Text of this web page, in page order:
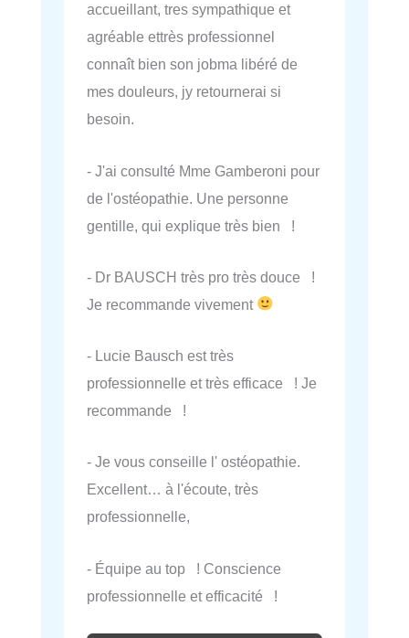
accueillant, tres sympathique et
agréable ettrès professionnel
connaît bien son jobma libéré de
mes douleurs, jy retournerai si
besoin.
- J'ai consulté Mme Gamberoni pour
de l'ostéopathie. Une personne
gentille, qui explique très bien !
- Dr BAUSCH très pro très douce !
Je recommande vivement
- Lucie Bausch est très
professionnelle et très efficace ! Je
recommande !
- Je vous conseille l' ostéopathie.
Excellent… à l'écoute, très
professionnelle,
- Équipe au top ! Conscience
professionnelle et efficacité !